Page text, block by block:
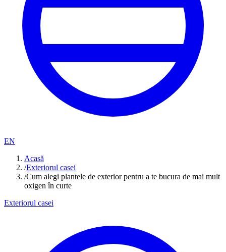
EN
Acasă
/Exteriorul casei
/Cum alegi plantele de exterior pentru a te bucura de mai mult
oxigen în curte
Exteriorul casei